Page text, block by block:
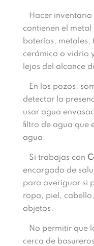
Hacer inventario
contienen el
baterías, metales,
cerámico o vidrio
lejos del alcance
En los pozos,
detectar la
usar agua
filtro de agua que
agua.
Si trabajas con
encargado de
para averiguar si
ropa, piel,
objetos.
No permitir que
cerca de